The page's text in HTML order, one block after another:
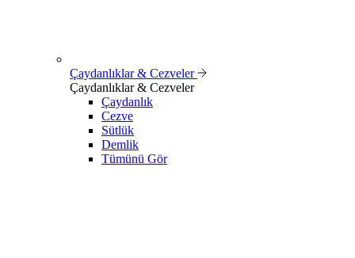
Çaydanlıklar & Cezveler
Çaydanlıklar & Cezveler
Çaydanlık
Cezve
Sütlük
Demlik
Tümünü Gör